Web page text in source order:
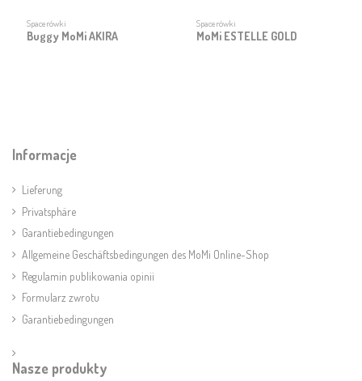
Spacerówki
Buggy MoMi AKIRA
Spacerówki
MoMi ESTELLE GOLD
Informacje
Lieferung
Privatsphäre
Garantiebedingungen
Allgemeine Geschäftsbedingungen des MoMi Online-Shop
Regulamin publikowania opinii
Formularz zwrotu
Garantiebedingungen
Nasze produkty